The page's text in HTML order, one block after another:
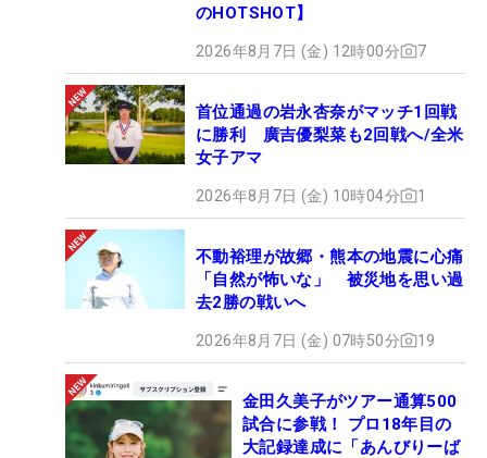
のHOTSHOT】
2026年8月7日 (金) 12時00分 7
首位通過の岩永杏奈がマッチ1回戦
に勝利 廣吉優梨菜も2回戦へ/全米
女子アマ
2026年8月7日 (金) 10時04分 1
不動裕理が故郷・熊本の地震に心痛
「自然が怖いな」 被災地を思い過
去2勝の戦いへ
2026年8月7日 (金) 07時50分 19
金田久美子がツアー通算500
試合に参戦！ プロ18年目の
大記録達成に「あんびりーば